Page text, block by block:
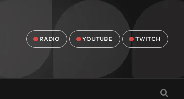
RADIO YOUTUBE TWITCH